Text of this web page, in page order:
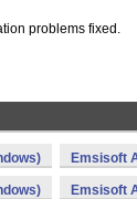
problems fixed.
Emsisoft
Emsisoft